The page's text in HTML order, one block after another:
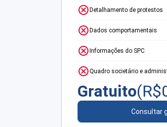
Detalhamento de protestos
Dados comportamentais
Informações do SPC
Quadro societário e
Gratuito(R$
Consultar